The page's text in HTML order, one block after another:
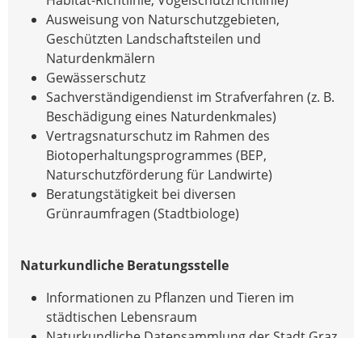
Ausweisung von Naturschutzgebieten,
Geschützten Landschaftsteilen und
Naturdenkmälern
Gewässerschutz
Sachverständigendienst im Strafverfahren (z. B.
Beschädigung eines Naturdenkmales)
Vertragsnaturschutz im Rahmen des
Biotoperhaltungsprogrammes (BEP,
Naturschutzförderung für Landwirte)
Beratungstätigkeit bei diversen
Grünraumfragen (Stadtbiologe)
Naturkundliche Beratungsstelle
Informationen zu Pflanzen und Tieren im
städtischen Lebensraum